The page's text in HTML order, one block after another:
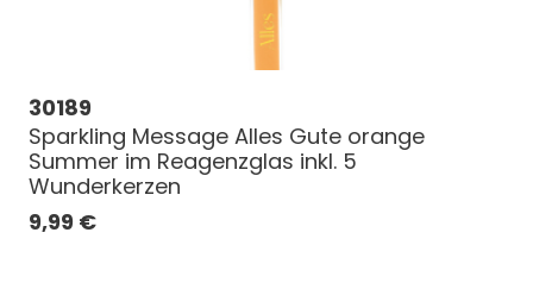
30189
Sparkling Message Alles Gute orange
Summer im Reagenzglas inkl. 5
Wunderkerzen
9,99 €